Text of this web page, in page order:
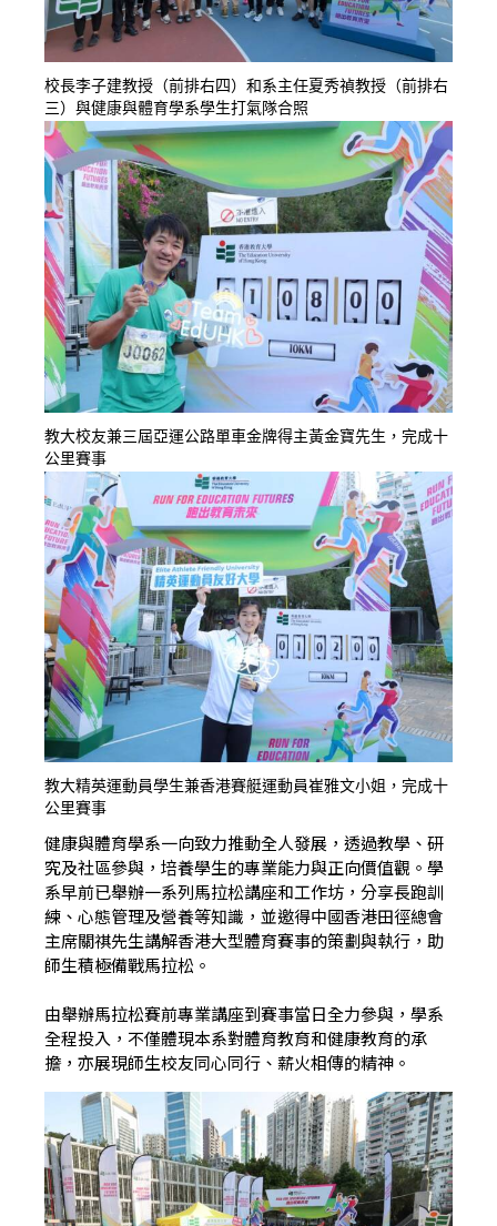
校長李子建教授（前排右四）和系主任夏秀禎教授（前排右
三）與健康與體育學系學生打氣隊合照
教大校友兼三屆亞運公路單車金牌得主黃金寶先生，完成十
公里賽事
教大精英運動員學生兼香港賽艇運動員崔雅文小姐，完成十
公里賽事
健康與體育學系一向致力推動全人發展，透過教學、研
究及社區參與，培養學生的專業能力與正向價值觀。學
系早前已舉辦一系列馬拉松講座和工作坊，分享長跑訓
練、心態管理及營養等知識，並邀得中國香港田徑總會
主席關祺先生講解香港大型體育賽事的策劃與執行，助
師生積極備戰馬拉松。
由舉辦馬拉松賽前專業講座到賽事當日全力參與，學系
全程投入，不僅體現本系對體育教育和健康教育的承
擔，亦展現師生校友同心同行、薪火相傳的精神。